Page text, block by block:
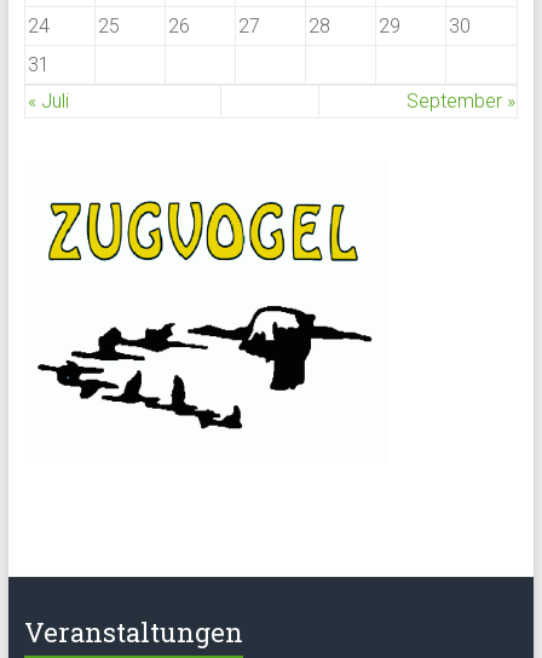
24
25 26 27 28 29
30
31
« Juli
September »
Veranstaltungen